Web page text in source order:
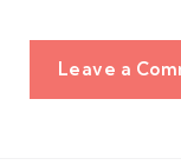
Leave a